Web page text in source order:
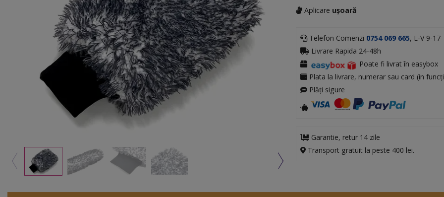
Aplicare ușoară
Telefon Comenzi 0754 069 665, L-V 9-17
Livrare Rapida 24-48h
Poate fi livrat în easybox
Plata la livrare, numerar sau card (in
Plăți sigure
Garantie, retur 14 zile
Transport gratuit la peste 400 lei.